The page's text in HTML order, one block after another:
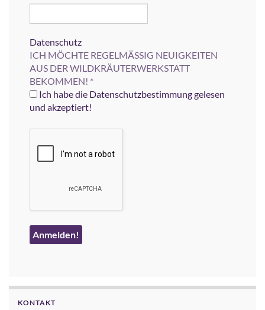
Datenschutz
ICH MÖCHTE REGELMÄSSIG NEUIGKEITEN
AUS DER WILDKRÄUTERWERKSTATT
BEKOMMEN! *
Ich habe die Datenschutzbestimmung gelesen
und akzeptiert!
KONTAKT